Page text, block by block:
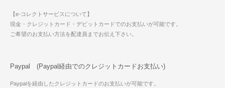
【e-コレクトサービスについて】
現金・クレジットカード・デビットカードでのお支払いが可能です。
ご希望のお支払い方法を配達員までお伝え下さい。
Paypal (Paypal経由でのクレジットカードお支払い)
Paypalを経由したクレジットカードのお支払いが可能です。